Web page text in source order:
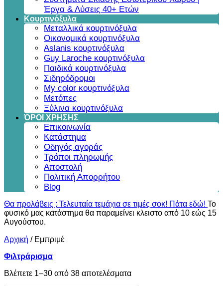
Έργα & Λύσεις 40+ Ετών
Κουρτινόξυλα
Μεταλλικά κουρτινόξυλα
Οικονομικά κουρτινόξυλα
Aslanis κουρτινόξυλα
Guy Laroche κουρτινόξυλα
Παιδικά κουρτινόξυλα
Σιδηρόδρομοι
My color κουρτινόξυλα
Μετόπες
Ξύλινα κουρτινόξυλα
ΌΡΟΙ ΧΡΗΣΗΣ
Επικοινωνία
Κατάστημα
Οδηγός αγοράς
Τρόποι πληρωμής
Αποστολή
Πολιτική Απορρήτου
Blog
Θα προλάβεις ; Τελευταία τεμάχια σε τιμές σοκ! Πάτα εδώ! Το
φυσικό μας κατάστημα θα παραμείνει κλειστο από 10 εώς 15
Αυγούστου.
Αρχική / Εμπριμέ
Φιλτράρισμα
Βλέπετε 1–30 από 38 αποτελέσματαSorted